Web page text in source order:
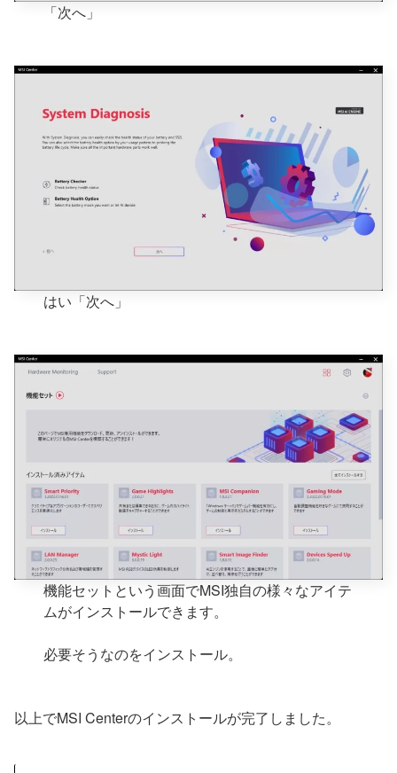
「次へ」
はい「次へ」
機能セットという画面でMSI独自の様々なアイテ
ムがインストールできます。
必要そうなのをインストール。
以上でMSI Centerのインストールが完了しました。